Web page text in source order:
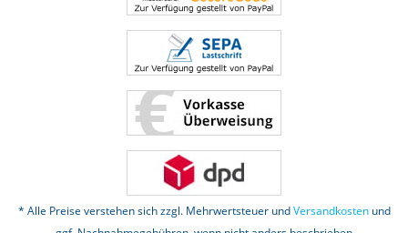
* Alle Preise verstehen sich zzgl. Mehrwertsteuer undVersandkostenund